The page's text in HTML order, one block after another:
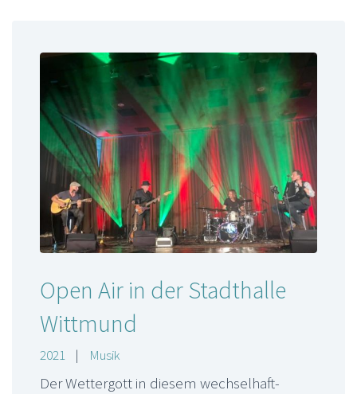
Open Air in der Stadthalle
Wittmund
2021 | Musik
Der Wettergott in diesem wechselhaft-